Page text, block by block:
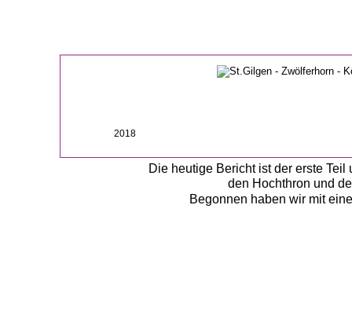
Die heutige Bericht ist der erste
den Hochthron und
Begonnen haben wir mit
2018